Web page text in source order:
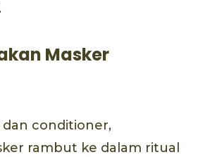
Masker
conditioner,
rambut ke dalam ritual